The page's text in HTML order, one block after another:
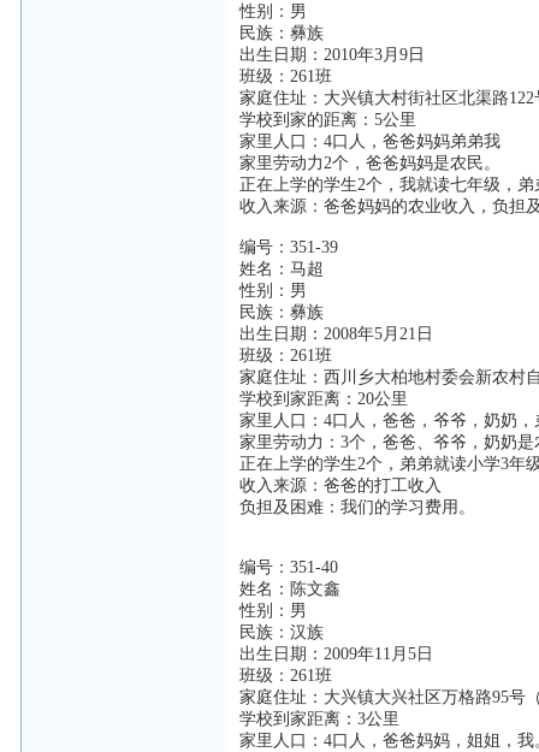
性别：男
民族：彝族
出生日期：2010年3月9日
班级：261班
家庭住址：大兴镇大村街社区北渠路122
学校到家的距离：5公里
家里人口：4口人，爸爸妈妈弟弟我
家里劳动力2个，爸爸妈妈是农民。
正在上学的学生2个，我就读七年级，
收入来源：爸爸妈妈的农业收入，负担
编号：351-39
姓名：马超
性别：男
民族：彝族
出生日期：2008年5月21日
班级：261班
家庭住址：西川乡大柏地村委会新农村
学校到家距离：20公里
家里人口：4口人，爸爸，爷爷，奶奶
家里劳动力：3个，爸爸、爷爷，奶奶是
正在上学的学生2个，弟弟就读小学3年
收入来源：爸爸的打工收入
负担及困难：我们的学习费用。
编号：351-40
姓名：陈文鑫
性别：男
民族：汉族
出生日期：2009年11月5日
班级：261班
家庭住址：大兴镇大兴社区万格路95号
学校到家距离：3公里
家里人口：4口人，爸爸妈妈，姐姐，我